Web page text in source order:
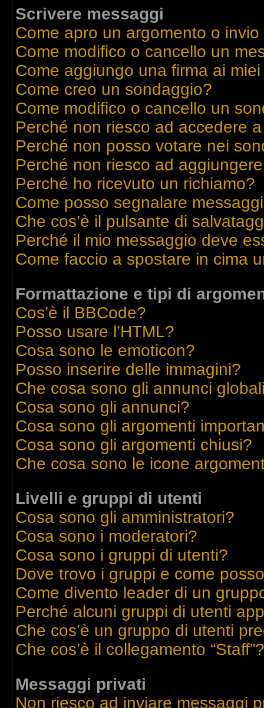
Scrivere messaggi
Come apro un argomento o
Come modifico o cancello un
Come aggiungo una firma ai
Come creo un sondaggio?
Come modifico o cancello un
Perché non riesco ad accedere
Perché non posso votare nei
Perché non riesco ad
Perché ho ricevuto un richiamo?
Come posso segnalare
Che cos’è il pulsante di
Perché il mio messaggio deve
Come faccio a spostare in cima
Formattazione e tipi di
Cos’è il BBCode?
Posso usare l’HTML?
Cosa sono le emoticon?
Posso inserire delle immagini?
Che cosa sono gli annunci
Cosa sono gli annunci?
Cosa sono gli argomenti
Cosa sono gli argomenti chiusi?
Che cosa sono le icone
Livelli e gruppi di utenti
Cosa sono gli amministratori?
Cosa sono i moderatori?
Cosa sono i gruppi di utenti?
Dove trovo i gruppi e come
Come divento leader di un
Perché alcuni gruppi di utenti
Che cos’è un gruppo di utenti
Che cos’è il collegamento “Staff”?
Messaggi privati
Non riesco ad inviare messaggi